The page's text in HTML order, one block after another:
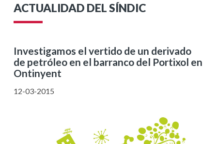
ACTUALIDAD DEL SÍNDIC
Investigamos el vertido de un derivado
de petróleo en el barranco del Portixol en
Ontinyent
12-03-2015